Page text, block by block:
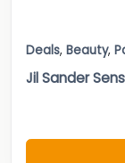
Deals, Beauty,
Jil Sander